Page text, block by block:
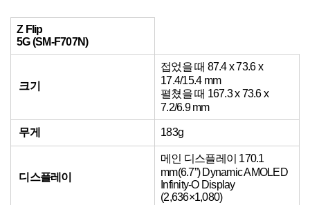
Z Flip
5G (SM-F707N)
크기
접었을 때 87.4 x 73.6 x
17.4/15.4 mm
펼쳤을 때 167.3 x 73.6 x
7.2/6.9 mm
무게 183g
디스플레이
메인 디스플레이 170.1
mm(6.7”) Dynamic AMOLED
Infinity-O Display
(2,636×1,080)